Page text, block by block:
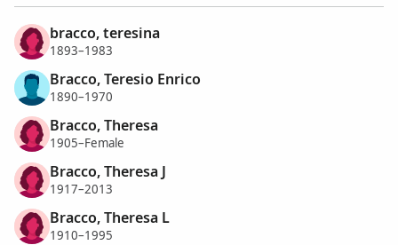
bracco, teresina
1893–1983
Bracco, Teresio Enrico
1890–1970
Bracco, Theresa
1905–Female
Bracco, Theresa J
1917–2013
Bracco, Theresa L
1910–1995